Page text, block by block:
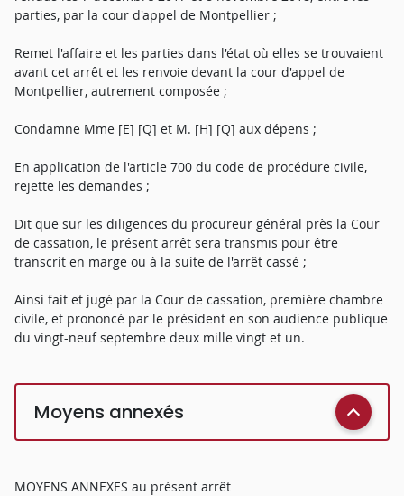
parties, par la cour d'appel de Montpellier ;
Remet l'affaire et les parties dans l'état où elles se trouvaient
avant cet arrêt et les renvoie devant la cour d'appel de
Montpellier, autrement composée ;
Condamne Mme [E] [Q] et M. [H] [Q] aux dépens ;
En application de l'article 700 du code de procédure civile,
rejette les demandes ;
Dit que sur les diligences du procureur général près la Cour
de cassation, le présent arrêt sera transmis pour être
transcrit en marge ou à la suite de l'arrêt cassé ;
Ainsi fait et jugé par la Cour de cassation, première chambre
civile, et prononcé par le président en son audience publique
du vingt-neuf septembre deux mille vingt et un.
Moyens annexés
MOYENS ANNEXES au présent arrêt